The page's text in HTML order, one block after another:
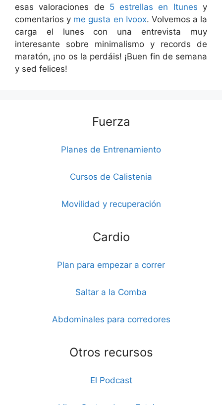
esas valoraciones de 5 estrellas en Itunes y
comentarios y me gusta en Ivoox. Volvemos a la
carga el lunes con una entrevista muy
interesante sobre minimalismo y records de
maratón, ¡no os la perdáis! ¡Buen fin de semana
y sed felices!
Fuerza
Planes de Entrenamiento
Cursos de Calistenia
Movilidad y recuperación
Cardio
Plan para empezar a correr
Saltar a la Comba
Abdominales para corredores
Otros recursos
El Podcast